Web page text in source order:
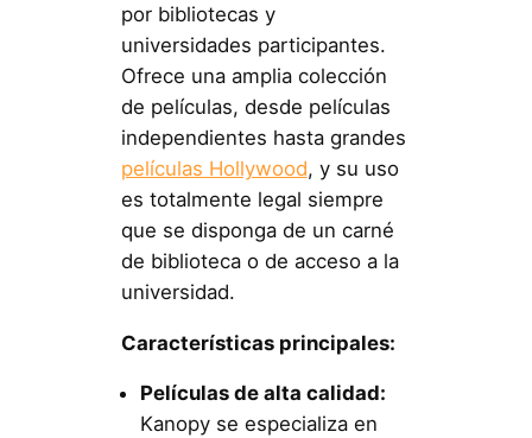
por bibliotecas y
universidades participantes.
Ofrece una amplia colección
de películas, desde películas
independientes hasta grandes
películas Hollywood, y su uso
es totalmente legal siempre
que se disponga de un carné
de biblioteca o de acceso a la
universidad.
Características principales:
Películas de alta calidad:
Kanopy se especializa en